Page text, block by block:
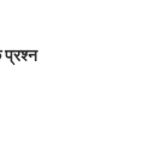
प्रश्न